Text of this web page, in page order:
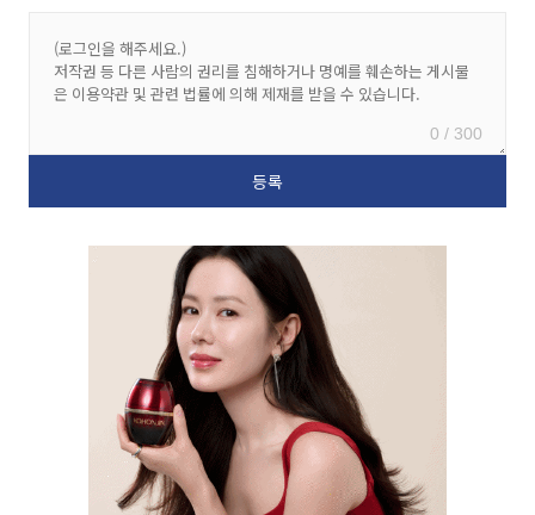
0 / 300